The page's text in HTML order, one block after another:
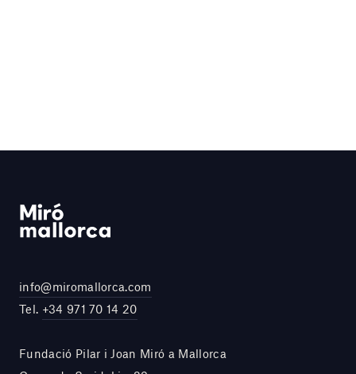
info@miromallorca.com
Tel. +34 971 70 14 20
Fundació Pilar i Joan Miró a Mallorca